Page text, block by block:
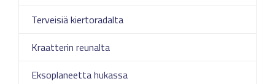
Terveisiä kiertoradalta
Kraatterin reunalta
Eksoplaneetta hukassa